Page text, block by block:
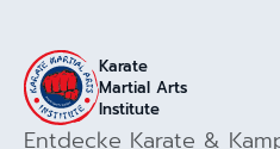
Karate
Martial Arts
Institute
Entdecke Karate &